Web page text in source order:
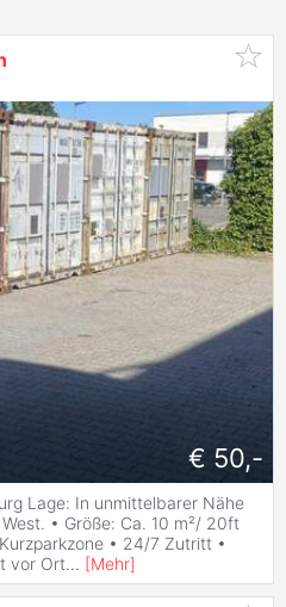
€ 50,-
Lage: In unmittelbarer Nähe
• Größe: Ca. 10 m²/ 20ft
• 24/7 Zutritt •
vor Ort... [Mehr]